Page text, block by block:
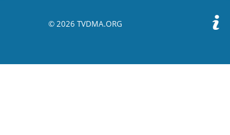
© 2026 TVDMA.ORG